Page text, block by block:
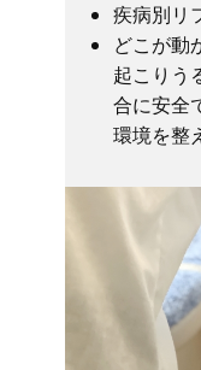
疾病別リ
どこが動
起こりう
合に安全
環境を整